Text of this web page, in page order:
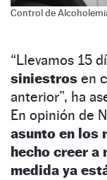
Control de
“Llevamos 15
siniestros en
anterior”, ha
En opinión de
asunto en los
hecho creer
medida ya